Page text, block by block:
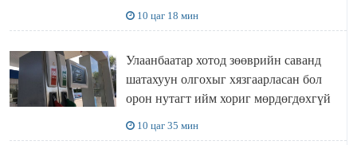
захирал дахин худалдаж авахаар
болжээ
10 цаг 18 мин
Улаанбаатар хотод зөөврийн саванд
шатахуун олгохыг хязгаарласан бол
орон нутагт ийм хориг мөрдөгдөхгүй
10 цаг 35 мин